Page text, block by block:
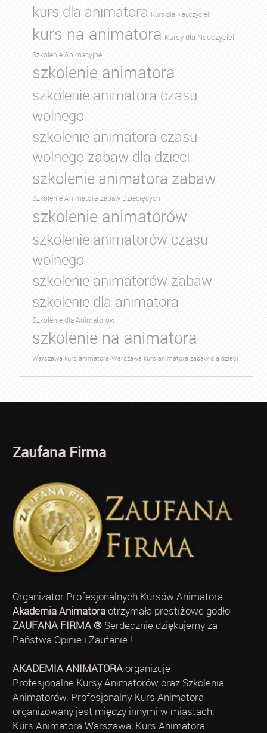
kurs dla animatora Kurs dla Nauczycieli
kurs na animatora Kursy dla Nauczycieli
Szkolenie Animacyjne
szkolenie animatora
szkolenie animatora czasu
wolnego
szkolenie animatora czasu
wolnego zabaw dla dzieci
szkolenie animatora zabaw
Szkolenie Animatora Zabaw Dziecięcych
szkolenie animatorów
szkolenie animatorów czasu
wolnego
szkolenie animatorów zabaw
szkolenie dla animatora
Szkolenie dla Animatorów
szkolenie na animatora
Warszawa kurs animatora Warszawa kurs animatora zabaw dla dzieci
Zaufana Firma
Organizator Profesjonalnych Kursów Animatora -
Akademia Animatoraotrzymała prestiżowe godło
ZAUFANA FIRMA ®Serdecznie dziękujemy za
Państwa Opinie i Zaufanie !
AKADEMIA ANIMATORAorganizuje
Profesjonalne Kursy Animatorów oraz Szkolenia
Animatorów. Profesjonalny Kurs Animatora
organizowany jest między innymi w miastach:
Kurs Animatora Warszawa, Kurs Animatora